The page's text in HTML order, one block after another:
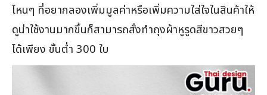
ไหนๆ ที่อยากลองเพิ่มมูลค่าหรือเพิ่มความใส่ใจในสินค้าให้
ดูน่าใช้งานมากขึ้นก็สามารถสั่งทำถุงผ้าหูรูดสีขาวสวยๆ
ได้เพียง ขั้นต่ำ 300 ใบ